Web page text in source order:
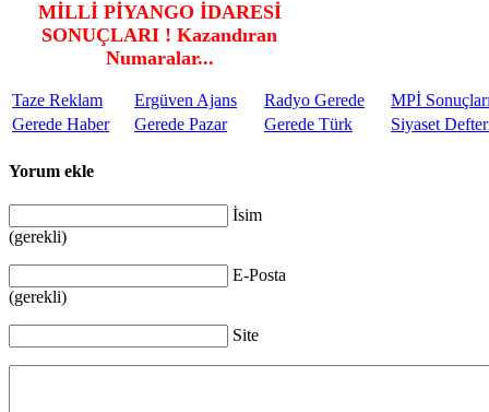
MİLLİ PİYANGO İDARESİ
SONUÇLARI ! Kazandıran
Numaralar...
Taze Reklam Ergüven Ajans Radyo Gerede
MPİ
Gerede Haber
Gerede Pazar Gerede Türk Siyaset
Yorum ekle
İsim
(gerekli)
E-Posta
(gerekli)
Site